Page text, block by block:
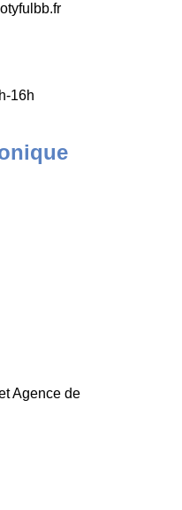
16h
Agence de